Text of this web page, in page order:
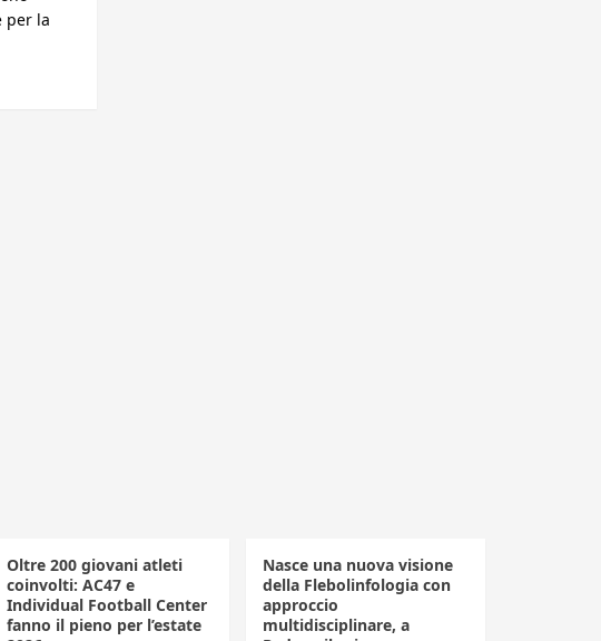
per la
Oltre 200 giovani atleti
coinvolti: AC47 e
Individual Football Center
fanno il pieno per l’estate
Nasce una nuova visione
della Flebolinfologia con
approccio
multidisciplinare, a